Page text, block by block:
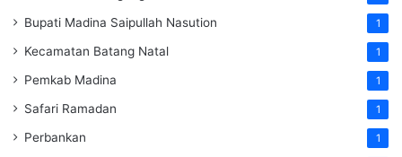
Bupati Madina Saipullah Nasution 1
Kecamatan Batang Natal 1
Pemkab Madina 1
Safari Ramadan 1
Perbankan 1